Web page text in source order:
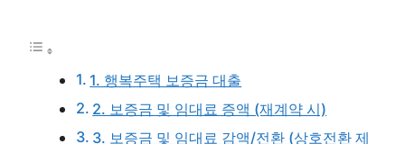
1. 행복주택 보증금 대출
2. 보증금 및 임대료 증액 (재계약 시)
3. 보증금 및 임대료 감액/전환 (상호전환 제